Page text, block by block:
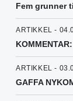
Fem grunner
ARTIKKEL -
ARTIKKEL -
GAFFA